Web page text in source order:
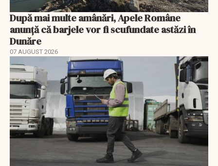
După mai multe amânări, Apele Române
anunță că barjele vor fi scufundate astăzi în
Dunăre
07 AUGUST 2026